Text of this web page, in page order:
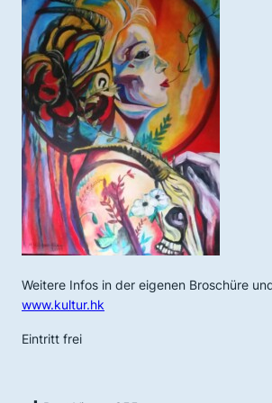
Weitere Infos in der eigenen Broschüre
www.kultur.hk
Eintritt frei